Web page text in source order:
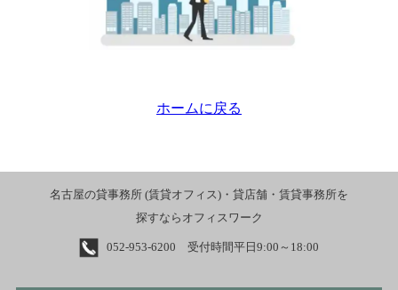
ホームに戻る
名古屋の貸事務所 (賃貸オフィス)・貸店舗・賃貸事務所を
探すならオフィスワーク
052-953-6200 受付時間平日9:00～18:00